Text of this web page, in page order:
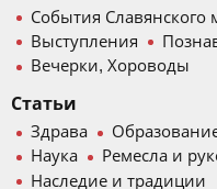
События Славянского
Выступления
Вечерки, Хороводы
Статьи
Здрава
Наука
Ремесла и
Наследие и традиции